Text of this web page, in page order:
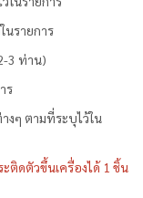
นรายการ
3 ท่าน)
ร
งๆ ตามที่ระบุไว้ใน
ะติดตัวขึ้นเครื่องได้ 1 ชิ้น